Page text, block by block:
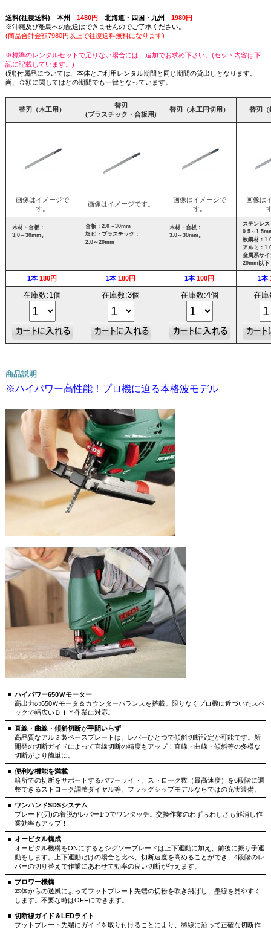
送料(往復送料) 本州 1480円 北海道・四国・九州 1980円
※沖縄及び離島への配送はできませんのでご了承ください。
(商品合計金額7980円以上で往復送料無料になります)
※標準のレンタルセットで足りない場合には、追加でお求め下さい。(セット内容は下
記に記載しています。)
(別)付属品については、本体とご利用レンタル期間と同じ期間の貸出しとなります。
尚、金額に関してはどの期間でも一律となっています。
替刃 （木工用）
替刃
(プラスチック・合板用)
替刃 （木工円切用） 替刃
画像はイメージで
す。
画像はイメージです。
画像はイメージで
す。
画像は
木材・合板：
3.0～30mm。
合板：2.0～30mm
塩ビ・プラスチック：
2.0～20mm
木材・合板：
3.0～30mm。
ステンレス
0.5～
軟鋼材：
アルミ：
金属系サ
20mm以下
1本 180円 1本 180円 1本 100円 1本
在庫数:1個 在庫数:3個 在庫数:4個 在
商品説明
※ハイパワー高性能！プロ機に迫る本格波モデル
ハイパワー650Ｗモーター
高出力の650Ｗモータ＆カウンターバランスを搭載。限りなくプロ機に近づいたスペ
ックで幅広いＤＩＹ作業に対応。
直線・曲線・傾斜切断が手間いらず
高品質なアルミ製ベースプレートは、レバーひとつで傾斜切断設定が可能です。新
開発の切断ガイドによって直線切断の精度もアップ！直線・曲線・傾斜等の多様な
切断がより簡単に。
便利な機能を満載
暗所での切断をサポートするパワーライト、ストローク数（最高速度）を6段階に調
整できるストローク調整ダイヤル等、フラッグシップモデルならではの充実装備。
ワンハンドSDSシステム
ブレード(刃)の着脱がレバー1つでワンタッチ。交換作業のわずらわしさも解消し作
業効率もアップ！
オービタル構成
オービタル機構をONにするとシグソーブレードは上下運動に加え、前後に振り子運
動をします。上下運動だけの場合と比べ、切断速度を高めることができ、4段階のレ
バーの切り替えで作業にあわせて効率の良い切断が行えます。
ブロワー機構
本体からの送風によってフットプレート先端の切粉を吹き飛ばし、墨線を見やすく
します。不要な時はOFFにできます。
切断線ガイド＆LEDライト
フットプレート先端にガイドを取り付けることにより、墨線に沿って正確な切断作